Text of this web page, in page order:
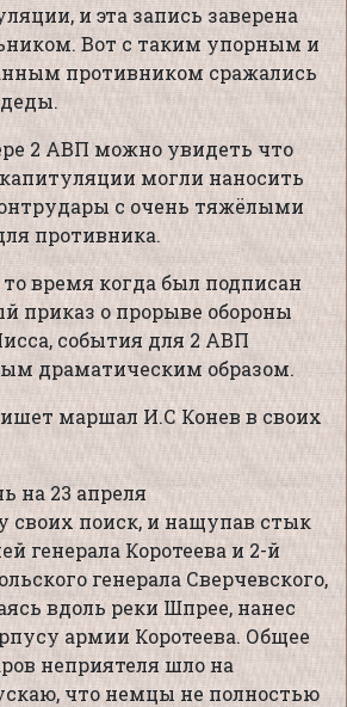
и эта запись заверена
Вот с таким упорным и
противником сражались
2 АВП можно увидеть что
могли наносить
с очень тяжёлыми
противника.
время когда был подписан
приказ о прорыве обороны
события для 2 АВП
драматическим образом.
маршал И.С Конев в своих
на 23 апреля
своих поиск, и нащупав стык
генерала Коротеева и 2-й
генерала Сверчевского,
вдоль реки Шпрее, нанес
армии Коротеева. Общее
неприятеля шло на
что немцы не полностью